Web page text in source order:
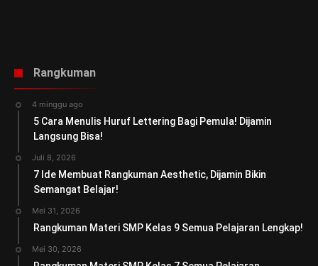
Rangkuman
4 minggu ago
5 Cara Menulis Huruf Lettering Bagi Pemula! Dijamin
Langsung Bisa!
Juli 8, 2026
7 Ide Membuat Rangkuman Aesthetic, Dijamin Bikin
Semangat Belajar!
Mei 31, 2026
Rangkuman Materi SMP Kelas 9 Semua Pelajaran Lengkap!
Mei 30, 2026